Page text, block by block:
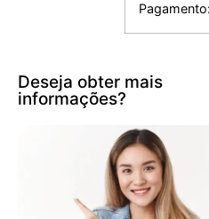
Pagamento:
Deseja obter mais
informações?